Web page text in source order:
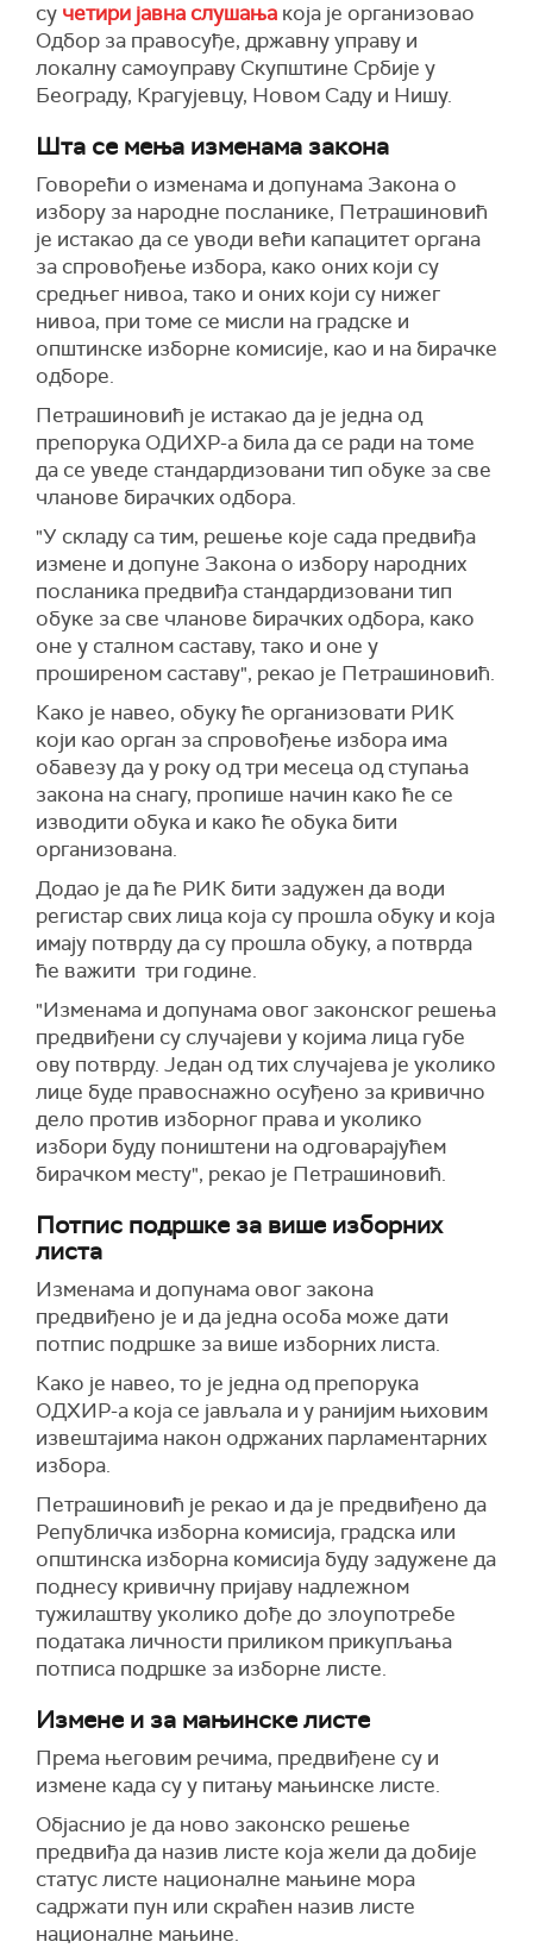
су четири јавна слушања која је организовао
Одбор за правосуђе, државну управу и
локалну самоуправу Скупштине Србије у
Београду, Крагујевцу, Новом Саду и Нишу.
Шта се мења изменама закона
Говорећи о изменама и допунама Закона о
избору за народне посланике, Петрашиновић
је истакао да се уводи већи капацитет органа
за спровођење избора, како оних који су
средњег нивоа, тако и оних који су нижег
нивоа, при томе се мисли на градске и
општинске изборне комисије, као и на бирачке
одборе.
Петрашиновић је истакао да је једна од
препорука ОДИХР-а била да се ради на томе
да се уведе стандардизовани тип обуке за све
чланове бирачких одбора.
"У складу са тим, решење које сада предвиђа
измене и допуне Закона о избору народних
посланика предвиђа стандардизовани тип
обуке за све чланове бирачких одбора, како
оне у сталном саставу, тако и оне у
проширеном саставу", рекао је Петрашиновић.
Како је навео, обуку ће организовати РИК
који као орган за спровођење избора има
обавезу да у року од три месеца од ступања
закона на снагу, пропише начин како ће се
изводити обука и како ће обука бити
организована.
Додао је да ће РИК бити задужен да води
регистар свих лица која су прошла обуку и која
имају потврду да су прошла обуку, а потврда
ће важити три године.
"Изменама и допунама овог законског решења
предвиђени су случајеви у којима лица губе
ову потврду. Један од тих случајева је уколико
лице буде правоснажно осуђено за кривично
дело против изборног права и уколико
избори буду поништени на одговарајућем
бирачком месту", рекао је Петрашиновић.
Потпис подршке за више изборних
листа
Изменама и допунама овог закона
предвиђено је и да једна особа може дати
потпис подршке за више изборних листа.
Како је навео, то је једна од препорука
ОДХИР-а која се јављала и у ранијим њиховим
извештајима након одржаних парламентарних
избора.
Петрашиновић је рекао и да је предвиђено да
Републичка изборна комисија, градска или
општинска изборна комисија буду задужене да
поднесу кривичну пријаву надлежном
тужилаштву уколико дође до злоупотребе
података личности приликом прикупљања
потписа подршке за изборне листе.
Измене и за мањинске листе
Према његовим речима, предвиђене су и
измене када су у питању мањинске листе.
Објаснио је да ново законско решење
предвиђа да назив листе која жели да добије
статус листе националне мањине мора
садржати пун или скраћен назив листе
националне мањине.